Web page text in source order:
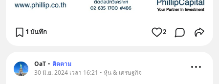
1 บันทึก 2
OaT • ติดตาม
30 มิ.ย. 2024 เวลา 16:21 • หุ้น & เศรษฐกิจ